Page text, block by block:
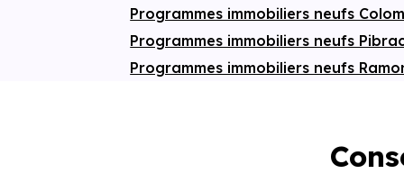
Programmes immobiliers neufs
Programmes immobiliers neufs
Programmes immobiliers neufs